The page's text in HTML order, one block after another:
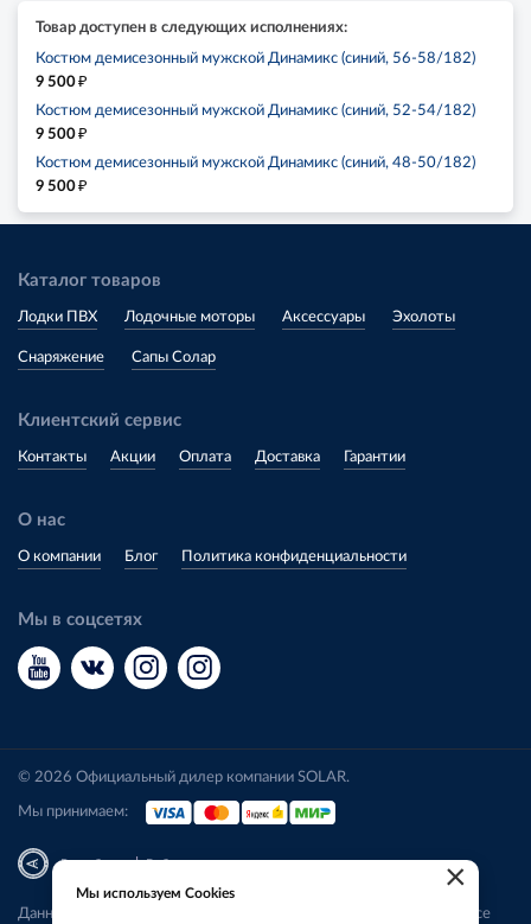
Товар доступен в следующих исполнениях:
Костюм демисезонный мужской Динамикс (синий, 56-58/182)
9 500₽
Костюм демисезонный мужской Динамикс (синий, 52-54/182)
9 500₽
Костюм демисезонный мужской Динамикс (синий, 48-50/182)
9 500₽
Каталог товаров
Лодки ПВХ Лодочные моторы Аксессуары Эхолоты
Снаряжение Сапы Солар
Клиентский сервис
Контакты Акции Оплата Доставка Гарантии
О нас
О компании Блог Политика конфиденциальности
Мы в соцсетях
© 2026 Официальный дилер компании SOLAR.
Мы принимаем:
Разработка|Веб-аналитика
Данный сайт носит исключительно информационный характер. Все
×
Мы используем Cookies